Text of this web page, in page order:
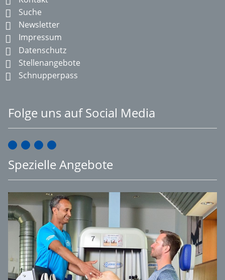
Suche
Newsletter
Impressum
Datenschutz
Stellenangebote
Schnupperpass
Folge uns auf Social Media
Spezielle Angebote